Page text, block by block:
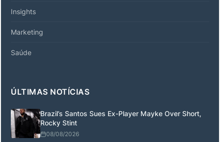
Insights
Marketing
Saúde
ÚLTIMAS NOTÍCIAS
Brazil’s Santos Sues Ex-Player Mayke Over Short,
Rocky Stint
08/08/2026